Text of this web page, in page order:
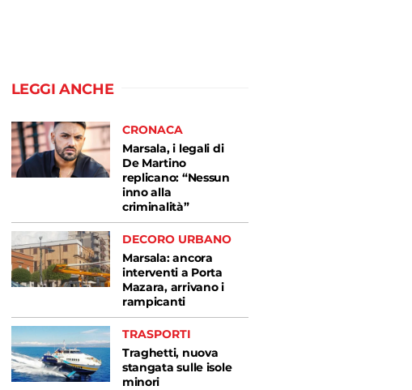
LEGGI ANCHE
CRONACA
Marsala, i legali di
De Martino
replicano: “Nessun
inno alla
criminalità”
DECORO URBANO
Marsala: ancora
interventi a Porta
Mazara, arrivano i
rampicanti
TRASPORTI
Traghetti, nuova
stangata sulle isole
minori